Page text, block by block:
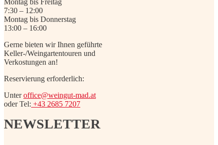
Montag bis Freitag
7:30 – 12:00
Montag bis Donnerstag
13:00 – 16:00
Gerne bieten wir Ihnen geführte
Keller-/Weingartentouren und
Verkostungen an!
Reservierung erforderlich:
Unteroffice@weingut-mad.at
oder Tel: +43 2685 7207
NEWSLETTER